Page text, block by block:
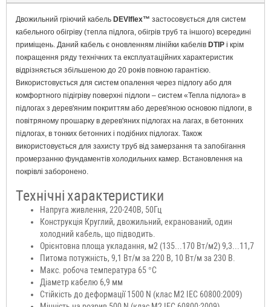
Двожильний гріючий кабель DEVIflex™ застосовується для систем
кабельного обігріву (тепла підлога, обігрів труб та іншого) всередині
приміщень. Даний кабель є оновленням лінійки кабелів DTIP і крім
покращення ряду технічних та експлуатаційних характеристик
відрізняється збільшеною до 20 років повною гарантією.
Використовується для систем опалення через підлогу або для
комфортного підігріву поверхні підлоги – систем «Тепла підлога» в
підлогах з дерев'яним покриттям або дерев'яною основою підлоги, в
повітряному прошарку в дерев'яних підлогах на лагах, в бетонних
підлогах, в тонких бетонних і подібних підлогах. Також
використовується для захисту труб від замерзання та запобігання
промерзанню фундаментів холодильних камер. Встановлення на
покрівлі заборонено.
Технічні характеристики
Напруга живлення, 220-240В, 50Гц
Конструкція Круглий, двожильний, екранований, один
холодний кабель, що підводить.
Орієнтовна площа укладання, м2 (135...170 Вт/м2) 9,3...11,7
Питома потужність, 9,1 Вт/м за 220 В, 10 Вт/м за 230 В.
Макс. робоча температура 65 °C
Діаметр кабелю 6,9 мм
Стійкість до деформації 1500 N (клас М2 IEC 60800:2009)